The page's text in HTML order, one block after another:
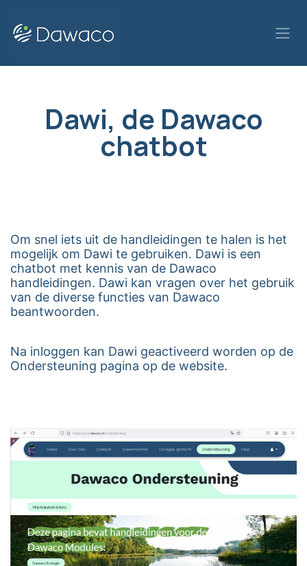
Dawi, de Dawaco
chatbot
Om snel iets uit de handleidingen te halen is het
mogelijk om Dawi te gebruiken. Dawi is een
chatbot met kennis van de Dawaco
handleidingen. Dawi kan vragen over het gebruik
van de diverse functies van Dawaco
beantwoorden.
Na inloggen kan Dawi geactiveerd worden op de
Ondersteuning pagina op de website.